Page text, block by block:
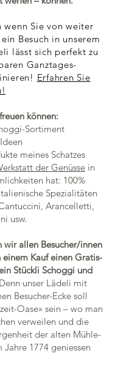
wenn Sie von weiter
Besuch in unserem
lässt sich perfekt zu
Ganztages-
Erfahren Sie
können:
Sortiment
meines Schatzes
der Genüsse in
hat: 100%
Spezialitäten
Arancelletti,
usw.
wir allen Besucher/innen
Kauf einen Gratis-
Stückli Schoggi und
Denn unser Lädeli mit
Besucher-Ecke soll
Oase» sein – wo man
verweilen und die
der alten Mühle-
Jahre 1774 geniessen